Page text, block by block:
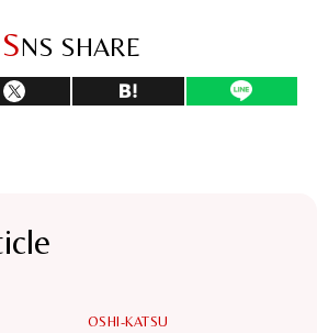
SNS SHARE
OSHI-KATSU